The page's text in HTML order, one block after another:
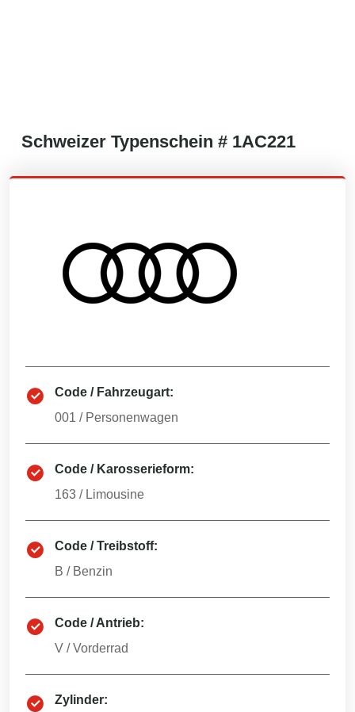
Schweizer Typenschein # 1AC221
Code / Fahrzeugart:
001 / Personenwagen
Code / Karosserieform:
163 / Limousine
Code / Treibstoff:
B / Benzin
Code / Antrieb:
V /Vorderrad
Zylinder: